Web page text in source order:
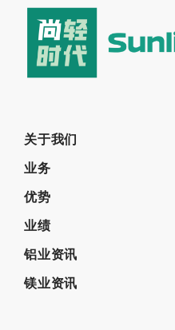
关于我们
业务
优势
业绩
铝业资讯
镁业资讯